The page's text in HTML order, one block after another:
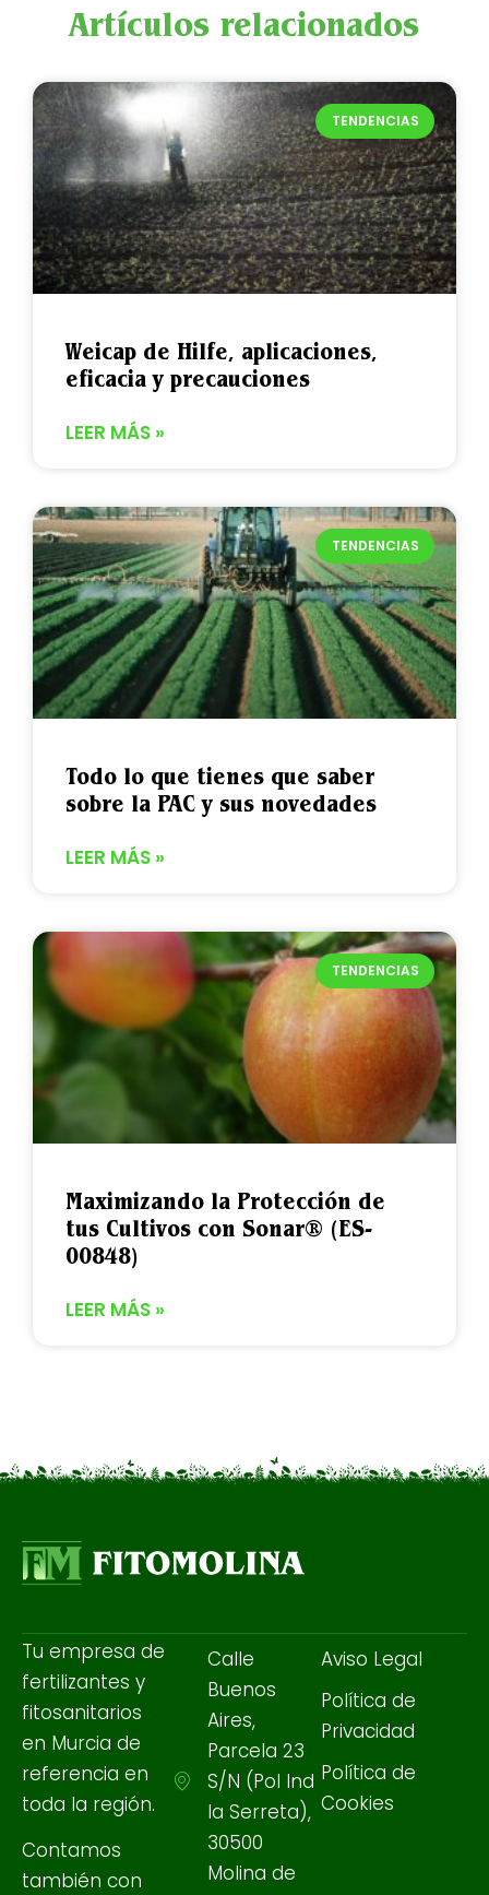
Artículos relacionados
TENDENCIAS
Weicap de Hilfe, aplicaciones,
eficacia y precauciones
LEER MÁS »
TENDENCIAS
Todo lo que tienes que saber
sobre la PAC y sus novedades
LEER MÁS »
TENDENCIAS
Maximizando la Protección de
tus Cultivos con Sonar® (ES-
00848)
LEER MÁS »
Tu empresa de
fertilizantes y
fitosanitarios
en Murcia de
referencia en
toda la región.
Contamos
también con
Calle
Buenos
Aires,
Parcela 23
S/N (Pol Ind
la Serreta),
30500
Molina de
Aviso Legal
Política de
Privacidad
Política de
Cookies